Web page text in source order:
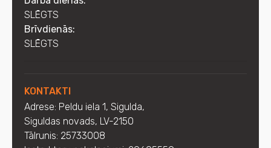
SLĒGTS
Brīvdienās:
SLĒGTS
KONTAKTI
Adrese: Peldu iela 1, Sigulda,
Siguldas novads, LV-2150
Tālrunis: 25733008